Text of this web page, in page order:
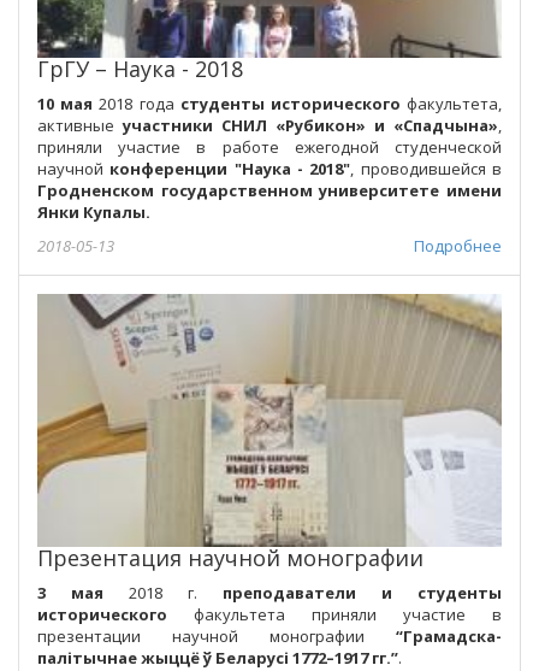
ГрГУ – Наука - 2018
10 мая 2018 года студенты исторического факультета,
активныеучастники СНИЛ «Рубикон» и «Спадчына»,
приняли участие в работе ежегодной студенческой
научной конференции "Наука - 2018", проводившейся в
Гродненском государственном университете имени
Янки Купалы.
Подробнее
2018-05-13
Презентация научной монографии
3 мая 2018 г. преподаватели и студенты
исторического факультета приняли участие в
презентации научной монографии “Грамадска-
палітычнае жыццё ў Беларусі 1772–1917 гг.”.